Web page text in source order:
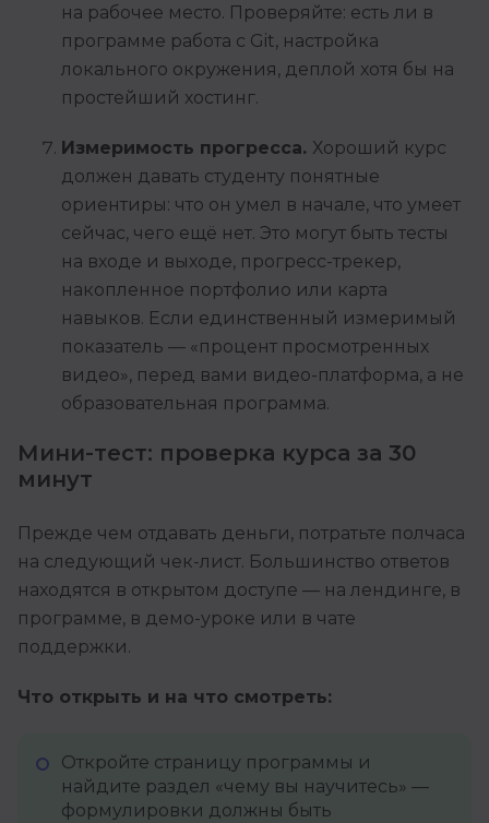
на рабочее место. Проверяйте: есть ли в
программе работа с Git, настройка
локального окружения, деплой хотя бы на
простейший хостинг.
Измеримость прогресса. Хороший курс
должен давать студенту понятные
ориентиры: что он умел в начале, что умеет
сейчас, чего ещё нет. Это могут быть тесты
на входе и выходе, прогресс-трекер,
накопленное портфолио или карта
навыков. Если единственный измеримый
показатель — «процент просмотренных
видео», перед вами видео-платформа, а не
образовательная программа.
Мини-тест: проверка курса за 30
минут
Прежде чем отдавать деньги, потратьте полчаса
на следующий чек-лист. Большинство ответов
находятся в открытом доступе — на лендинге, в
программе, в демо-уроке или в чате
поддержки.
Что открыть и на что смотреть:
Откройте страницу программы и
найдите раздел «чему вы научитесь» —
формулировки должны быть